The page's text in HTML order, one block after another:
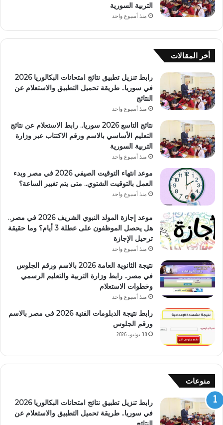
التربية السورية
منذ أسبوع واحد
أخر المقالات
رابط تنزيل تطبيق نتائج امتحانات البكالوريا 2026
في سوريا.. طريقة تحميل التطبيق والاستعلام عن
النتائج
منذ أسبوع واحد
نتائج التاسع 2026 سوريا.. رابط الاستعلام عن نتائج
التعليم الأساسي بالاسم ورقم الاكتتاب عبر وزارة
التربية السورية
منذ أسبوع واحد
موعد انتهاء التوقيت الصيفي 2026 في مصر وبدء
العمل بالتوقيت الشتوي.. متى يتم تغيير الساعة؟
منذ أسبوع واحد
موعد إجازة المولد النبوي الشريف 2026 في مصر..
هل يحصل الموظفون على عطلة 3 أيام؟ وما حقيقة
ترحيل الإجازة
منذ أسبوع واحد
نتيجة الثانوية العامة 2026 بالاسم ورقم الجلوس
في مصر.. رابط وزارة التربية والتعليم الرسمي
وخطوات الاستعلام
منذ أسبوع واحد
رابط نتيجة الدبلومات الفنية 2026 في مصر بالاسم
ورقم الجلوس
30 يونيو، 2026
منوعات
رابط تنزيل تطبيق نتائج امتحانات البكالوريا 2026
في سوريا.. طريقة تحميل التطبيق والاستعلام عن